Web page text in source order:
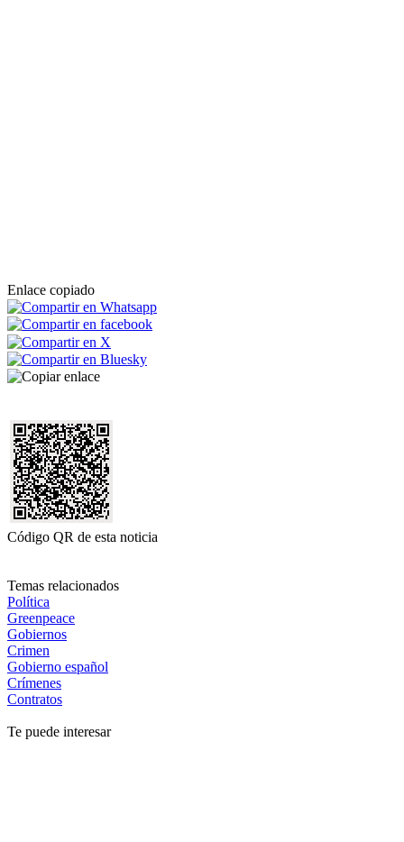
Enlace copiado
Código QR de esta noticia
Temas relacionados
Política
Greenpeace
Gobiernos
Crimen
Gobierno español
Crímenes
Contratos
Te puede interesar